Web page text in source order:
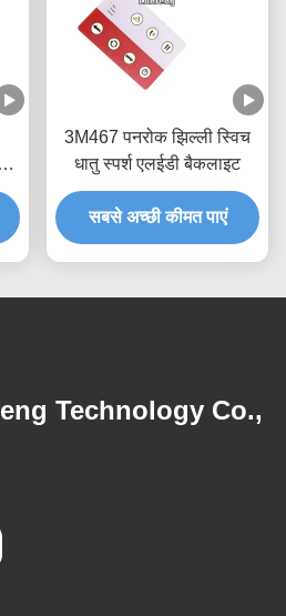
3M467 पनरोक झिल्ली स्विच
धातु स्पर्श एलईडी बैकलाइट
सबसे अच्छी कीमत पाएं
Technology Co.,